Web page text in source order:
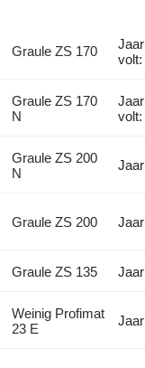
Graule ZS 170
volt:
Graule ZS 170
N
volt:
Graule ZS 200
N
Graule ZS 200
Graule ZS 135
Weinig Profimat
23 E